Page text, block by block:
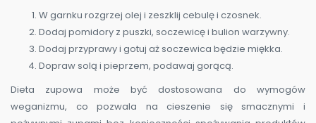
W garnku rozgrzej olej i zeszklij cebulę i czosnek.
Dodaj pomidory z puszki, soczewicę i bulion warzywny.
Dodaj przyprawy i gotuj aż soczewica będzie miękka.
Dopraw solą i pieprzem, podawaj gorącą.
Dieta zupowa może być dostosowana do wymogów
weganizmu, co pozwala na cieszenie się smacznymi i